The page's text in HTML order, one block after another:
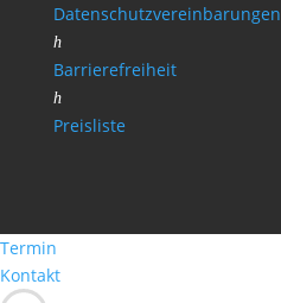
Datenschutzvereinbarungen
h
Barrierefreiheit
h
Preisliste
Termin
Kontakt